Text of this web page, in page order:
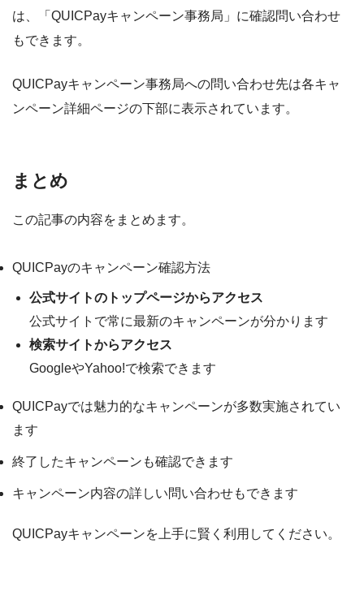
は、「QUICPayキャンペーン事務局」に確認問い合わせ
もできます。
QUICPayキャンペーン事務局への問い合わせ先は各キャ
ンペーン詳細ページの下部に表示されています。
まとめ
この記事の内容をまとめます。
QUICPayのキャンペーン確認方法
公式サイトのトップページからアクセス
公式サイトで常に最新のキャンペーンが分かります
検索サイトからアクセス
GoogleやYahoo!で検索できます
QUICPayでは魅力的なキャンペーンが多数実施されてい
ます
終了したキャンペーンも確認できます
キャンペーン内容の詳しい問い合わせもできます
QUICPayキャンペーンを上手に賢く利用してください。